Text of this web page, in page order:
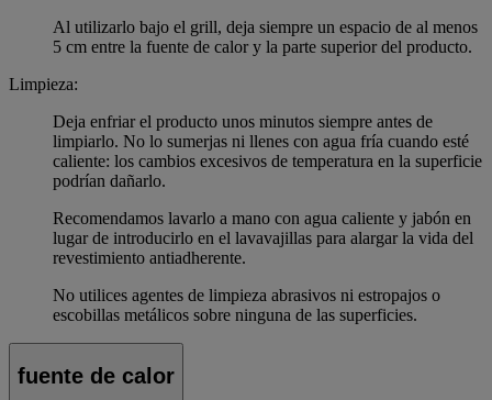
Al utilizarlo bajo el grill, deja siempre un espacio de al menos
5 cm entre la fuente de calor y la parte superior del producto.
Limpieza:
Deja enfriar el producto unos minutos siempre antes de
limpiarlo. No lo sumerjas ni llenes con agua fría cuando esté
caliente: los cambios excesivos de temperatura en la superficie
podrían dañarlo.
Recomendamos lavarlo a mano con agua caliente y jabón en
lugar de introducirlo en el lavavajillas para alargar la vida del
revestimiento antiadherente.
No utilices agentes de limpieza abrasivos ni estropajos o
escobillas metálicos sobre ninguna de las superficies.
fuente de calor